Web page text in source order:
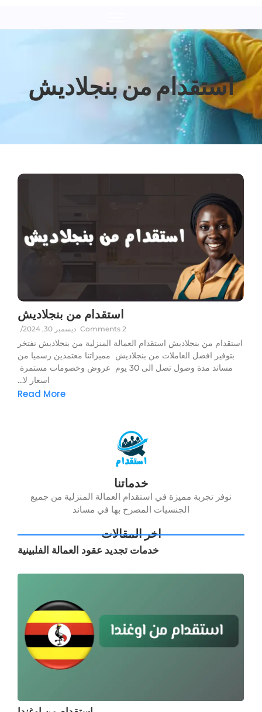
استقدام من بنجلاديش
استقدام من بنجلاديش
ديسمبر 30, 2024 / 2 Comments
استقدام من بنجلاديش استقدام العمالة المنزلية من بنجلاديش نفتخر
بتوفير افضل العاملات من بنجلاديش مميزاتنا معتمدين رسميا من
مساند مدة وصول تصل الى 30 يوم عروض وخصومات مستمرة
اسعار لا...
Read More
خدماتنا
نوفر تجربة مميزة في استقدام العمالة المنزلية من جميع
الجنسيات المصرح بها في مساند
اخر المقالات
خدمات تجديد عقود العمالة الفلبينية